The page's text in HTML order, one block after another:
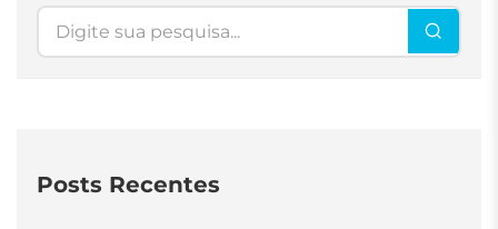
Pesquisar
Posts Recentes